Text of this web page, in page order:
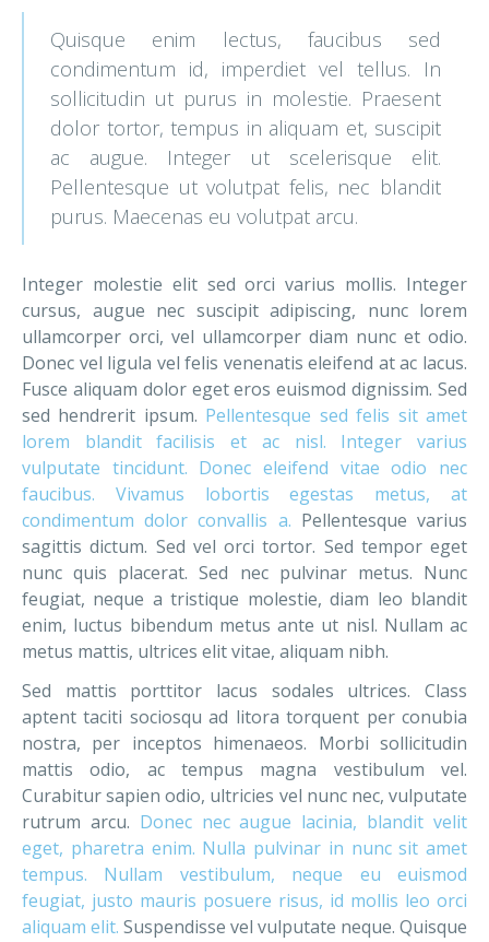
Quisque enim lectus, faucibus sed
condimentum id, imperdiet vel tellus. In
sollicitudin ut purus in molestie. Praesent
dolor tortor, tempus in aliquam et, suscipit
ac augue. Integer ut scelerisque elit.
Pellentesque ut volutpat felis, nec blandit
purus. Maecenas eu volutpat arcu.
Integer molestie elit sed orci varius mollis. Integer
cursus, augue nec suscipit adipiscing, nunc lorem
ullamcorper orci, vel ullamcorper diam nunc et odio.
Donec vel ligula vel felis venenatis eleifend at ac lacus.
Fusce aliquam dolor eget eros euismod dignissim. Sed
sed hendrerit ipsum. Pellentesque sed felis sit amet
lorem blandit facilisis et ac nisl. Integer varius
vulputate tincidunt. Donec eleifend vitae odio nec
faucibus. Vivamus lobortis egestas metus, at
condimentum dolor convallis a. Pellentesque varius
sagittis dictum. Sed vel orci tortor. Sed tempor eget
nunc quis placerat. Sed nec pulvinar metus. Nunc
feugiat, neque a tristique molestie, diam leo blandit
enim, luctus bibendum metus ante ut nisl. Nullam ac
metus mattis, ultrices elit vitae, aliquam nibh.
Sed mattis porttitor lacus sodales ultrices. Class
aptent taciti sociosqu ad litora torquent per conubia
nostra, per inceptos himenaeos. Morbi sollicitudin
mattis odio, ac tempus magna vestibulum vel.
Curabitur sapien odio, ultricies vel nunc nec, vulputate
rutrum arcu. Donec nec augue lacinia, blandit velit
eget, pharetra enim. Nulla pulvinar in nunc sit amet
tempus. Nullam vestibulum, neque eu euismod
feugiat, justo mauris posuere risus, id mollis leo orci
aliquam elit. Suspendisse vel vulputate neque. Quisque